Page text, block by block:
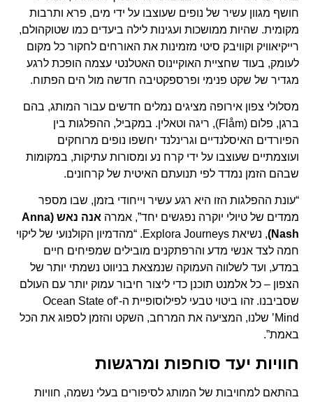
חושף מגוון עשיר של נופים שעוצבו על ידי מים, פרא ותרבות
מקומית. שהיות ממושכות ועגינות לילה ביעדים כמו שטוקהולם,
רייקיאוויק וקוויבק סיטי מזמינות את האורחים לחקור כל מקום
לעומק, בעוד שחציית האוקיינוס האטלנטי עצמה הופכת לרגע
מגדיר של שקט פנימי ופרספקטיבה חדשה מול הים הפתוח.
מסלולי צפון אירופה מציגים נמלים חדשים עבור המותג, בהם
ברגן, פלום (Flåm), ריגה וטאלין. במקביל, ההפלגות בין
הפיורדים האיסלנדיים וגרינלנד יחשפו נופים מרוחקים
ועוצמתיים שעוצבו על ידי קרח נע ומסורות עתיקות, במקומות
שבהם הזמן נמדד לפי תנועתם האיטית של קרחונים.
“עונת ההפלגות הזו היא רגע עשיר וייחודי בזמן, שבו מספר
ממדים של טיולי יוקרה נפגשים יחד”, אמרה
אנה נאש (Anna
Nash)
, נשיאת Explora Journeys. “מהדמיון הקולנועי של ליקוי
חמה לצד אנשי מדע והרפתקנים מובילים שמפיחים חיים
במדע, ועד לשלווה העמוקה שנמצאת בניווט נשמתי יותר של
הצפון – כל אלמנט תוכנן כדי ליצור חיבור עמוק יותר עם העולם
שסביבנו. זהו ביטוי טבעי לפילוסופיית ה-‘Ocean State of
Mind’ שלנו, המציעה את המרחב, השקט והזמן לספוג את הכל
באמת”.
חוויות יעד סוחפות ומרגשות
בהתאם למחויבות של המותג לסיפורים בעלי נשמה, חוויות